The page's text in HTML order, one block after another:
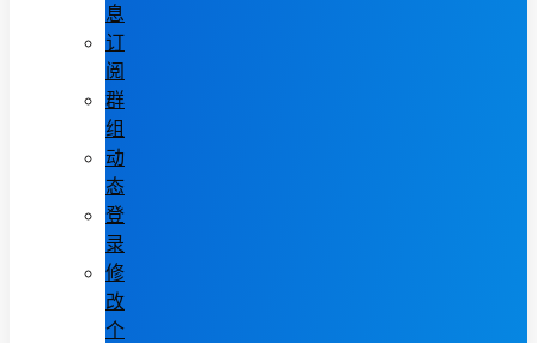
息
订
阅
群
组
动
态
登
录
修
改
个